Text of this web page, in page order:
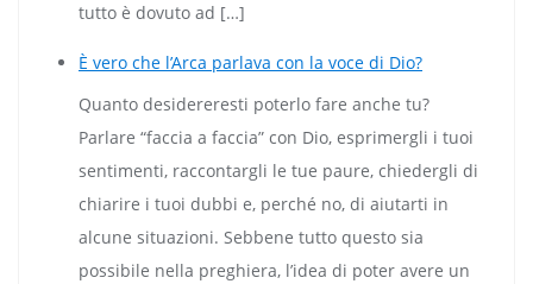
tutto è dovuto ad […]
È vero che l’Arca parlava con la voce di Dio?
Quanto desidereresti poterlo fare anche tu?
Parlare “faccia a faccia” con Dio, esprimergli i tuoi
sentimenti, raccontargli le tue paure, chiedergli di
chiarire i tuoi dubbi e, perché no, di aiutarti in
alcune situazioni. Sebbene tutto questo sia
possibile nella preghiera, l’idea di poter avere un